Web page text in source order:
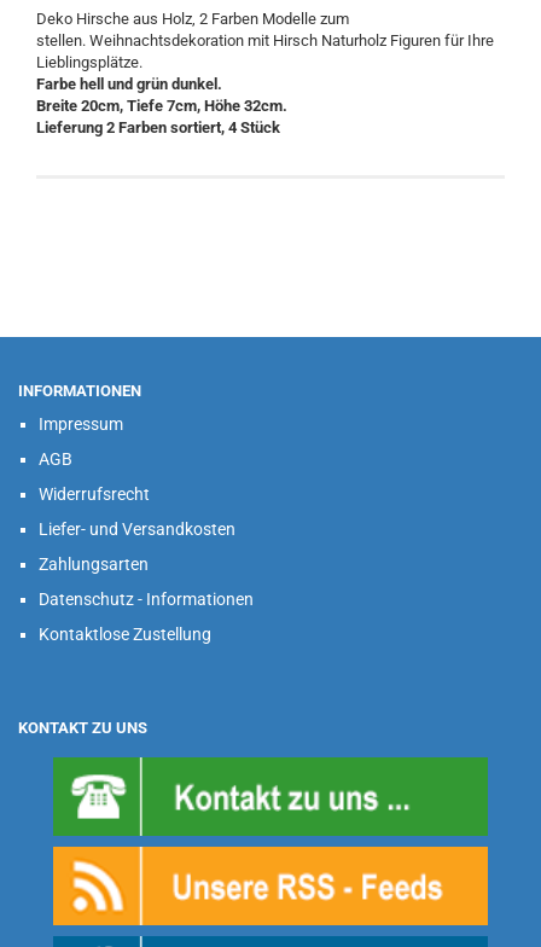
Deko Hirsche aus Holz, 2 Farben Modelle zum
stellen. Weihnachtsdekoration mit Hirsch Naturholz Figuren für Ihre
Lieblingsplätze.
Farbe hell und grün dunkel.
Breite 20cm, Tiefe 7cm, Höhe 32cm.
Lieferung 2 Farben sortiert, 4 Stück
INFORMATIONEN
Impressum
AGB
Widerrufsrecht
Liefer- und Versandkosten
Zahlungsarten
Datenschutz - Informationen
Kontaktlose Zustellung
KONTAKT ZU UNS